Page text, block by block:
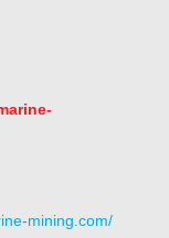
mining.com/